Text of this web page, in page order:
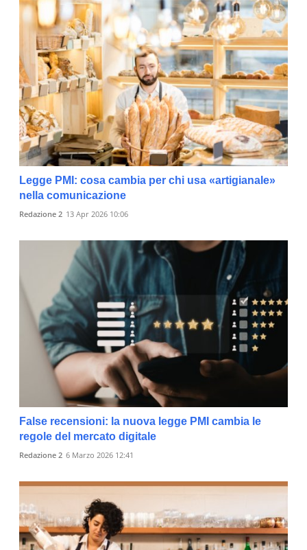
Legge PMI: cosa cambia per chi usa «artigianale»
nella comunicazione
Redazione 2 13 Apr 2026 10:06
False recensioni: la nuova legge PMI cambia le
regole del mercato digitale
Redazione 2 6 Marzo 2026 12:41